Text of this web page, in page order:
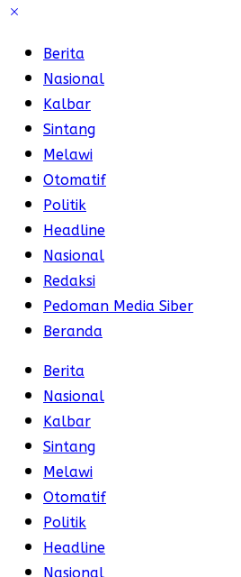
Berita
Nasional
Kalbar
Sintang
Melawi
Otomatif
Politik
Headline
Nasional
Redaksi
Pedoman Media Siber
Beranda
Berita
Nasional
Kalbar
Sintang
Melawi
Otomatif
Politik
Headline
Nasional